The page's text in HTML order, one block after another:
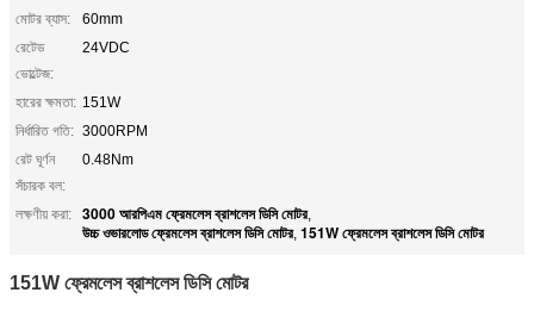
মোটর ব্যাস:
60mm
রেটেড
ভোল্টেজ:
24VDC
হারের ক্ষমতা: 151W
নির্ধারিত গতি: 3000RPM
রেট ঘূর্ণন
সঁচারক বল:
0.48Nm
লক্ষণীয় করা: 3000 আরপিএম ফ্রেমলেস ব্রাশলেস ডিসি মোটর,
উচ্চ ওভারলোড ফ্রেমলেস ব্রাশলেস ডিসি মোটর, 151W ফ্রেমলেস ব্রাশলেস ডিসি মোটর
151W ফ্রেমলেস ব্রাশলেস ডিসি মোটর